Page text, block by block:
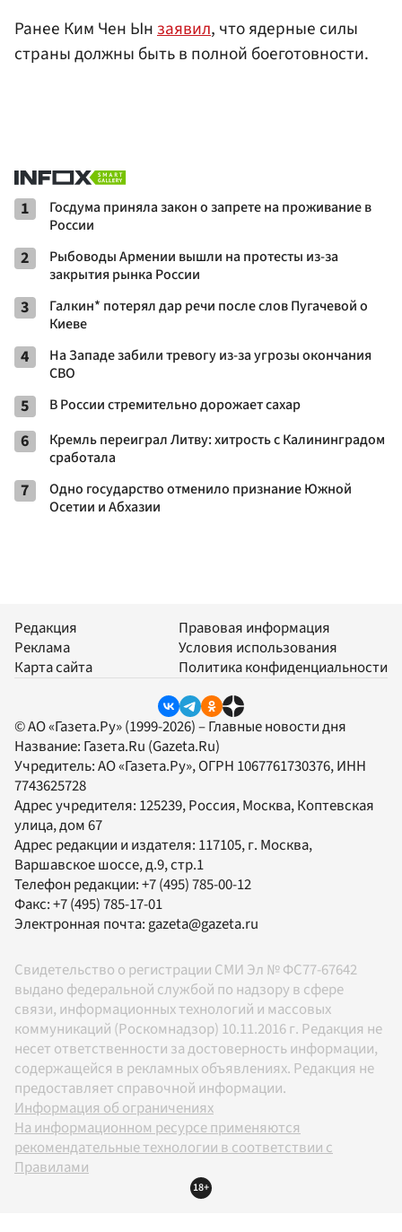
Ранее Ким Чен Ынзаявил, что ядерные силы
страны должны быть в полной боеготовности.
1
Госдума приняла закон о запрете на проживание в
России
2
Рыбоводы Армении вышли на протесты из-за
закрытия рынка России
3
Галкин* потерял дар речи после слов Пугачевой о
Киеве
4
На Западе забили тревогу из-за угрозы окончания
СВО
5 В России стремительно дорожает сахар
6
Кремль переиграл Литву: хитрость с Калининградом
сработала
7
Одно государство отменило признание Южной
Осетии и Абхазии
Редакция
Реклама
Карта сайта
Правовая информация
Условия использования
Политика конфиденциальности
© АО «Газета.Ру» (1999-2026) – Главные новости дня
Название: Газета.Ru (Gazeta.Ru)
Учредитель:АО «Газета.Ру», ОГРН 1067761730376, ИНН
7743625728
Адрес учредителя: 125239, Россия, Москва, Коптевская
улица, дом 67
Адрес редакции и издателя: 117105, г. Москва,
Варшавское шоссе, д.9, стр.1
Телефон редакции:+7 (495) 785-00-12
Факс:+7 (495) 785-17-01
Электронная почта:gazeta@gazeta.ru
Свидетельство о регистрации СМИ Эл № ФС77-67642
выдано федеральной службой по надзору в сфере
связи, информационных технологий и массовых
коммуникаций (Роскомнадзор) 10.11.2016 г. Редакция не
несет ответственности за достоверность информации,
содержащейся в рекламных объявлениях. Редакция не
предоставляет справочной информации.
Информация об ограничениях
На информационном ресурсе применяются
рекомендательные технологии в соответствии с
Правилами
18+